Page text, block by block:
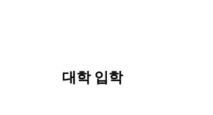
대학 입학